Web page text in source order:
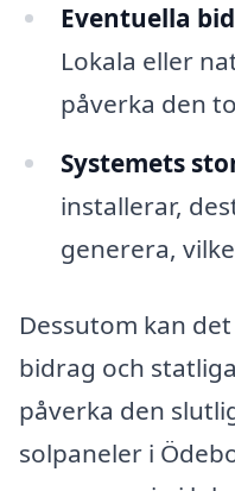
Eventuella
Lokala eller
påverka den
Systemets
installerar,
generera,
Dessutom kan
bidrag och
påverka den
solpaneler i